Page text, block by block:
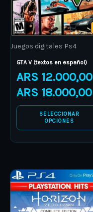
Juegos digitales Ps4
GTA V (textos en español)
ARS 12.000,00
ARS 18.000,00
SELECCIONAR
OPCIONES
options
may
be
chosen
on
the
product
page
This
product
has